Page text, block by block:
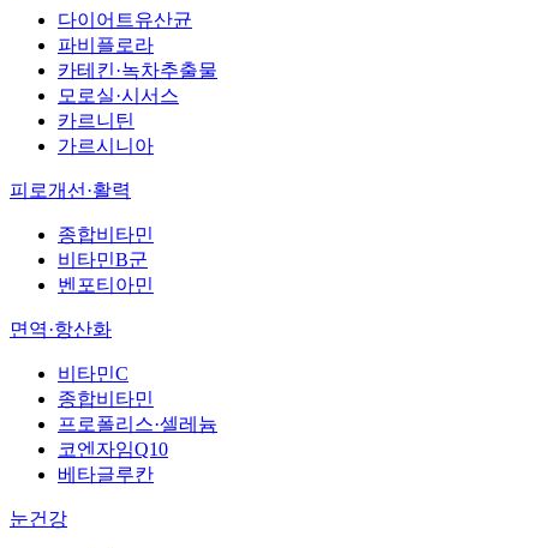
다이어트유산균
파비플로라
카테킨·녹차추출물
모로실·시서스
카르니틴
가르시니아
피로개선·활력
종합비타민
비타민B군
벤포티아민
면역·항산화
비타민C
종합비타민
프로폴리스·셀레늄
코엔자임Q10
베타글루칸
눈건강